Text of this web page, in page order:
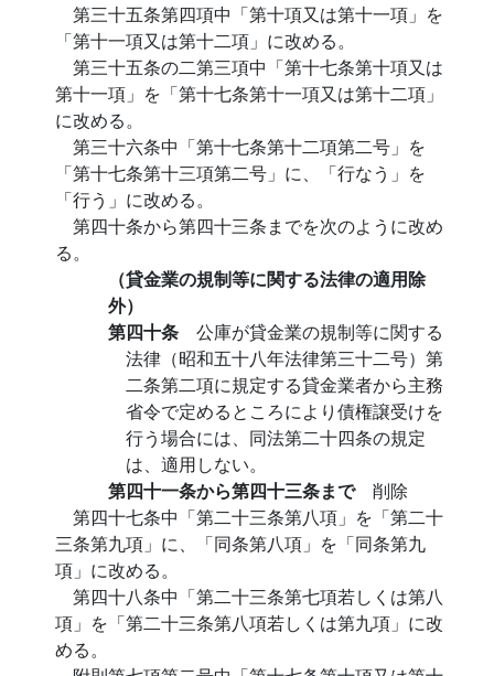
第三十五条第四項中「第十項又は第十一項」を
「第十一項又は第十二項」に改める。
第三十五条の二第三項中「第十七条第十項又は
第十一項」を「第十七条第十一項又は第十二項」
に改める。
第三十六条中「第十七条第十二項第二号」を
「第十七条第十三項第二号」に、「行なう」を
「行う」に改める。
第四十条から第四十三条までを次のように改め
る。
（貸金業の規制等に関する法律の適用除
外）
第四十条 公庫が貸金業の規制等に関する
法律（昭和五十八年法律第三十二号）第
二条第二項に規定する貸金業者から主務
省令で定めるところにより債権譲受けを
行う場合には、同法第二十四条の規定
は、適用しない。
第四十一条から第四十三条まで 削除
第四十七条中「第二十三条第八項」を「第二十
三条第九項」に、「同条第八項」を「同条第九
項」に改める。
第四十八条中「第二十三条第七項若しくは第八
項」を「第二十三条第八項若しくは第九項」に改
める。